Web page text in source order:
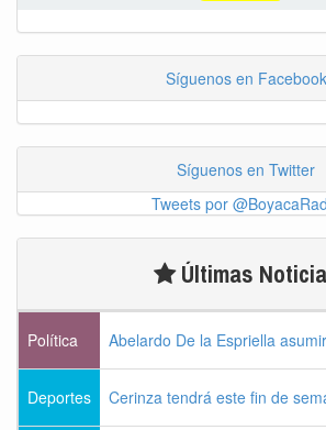
Síguenos en Facebook
Síguenos en Twitter
Tweets por
Últimas
Política Abelardo De la Espriella
Deportes Cerinza tendrá este fin de